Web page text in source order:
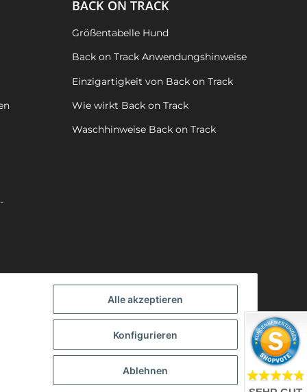
Alle akzeptieren
Konfigurieren
Ablehnen
BACK ON TRACK
Größentabelle Hund
Back on Track Anwendungshinweise
Einzigartigkeit von Back on Track
Wie wirkt Back on Track
Waschhinweise Back on Track